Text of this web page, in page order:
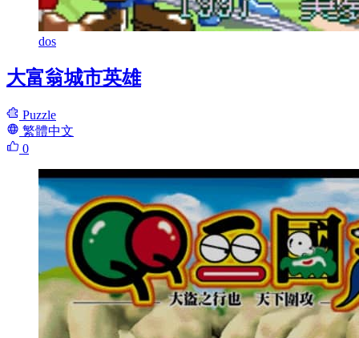
dos
大富翁城市英雄
Puzzle
繁體中文
0